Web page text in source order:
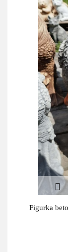
Figurka